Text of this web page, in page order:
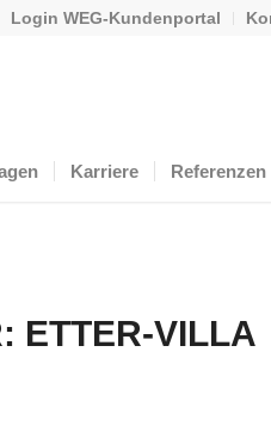
Login WEG-Kundenportal
Karriere Referenzen
ETTER-VILLA